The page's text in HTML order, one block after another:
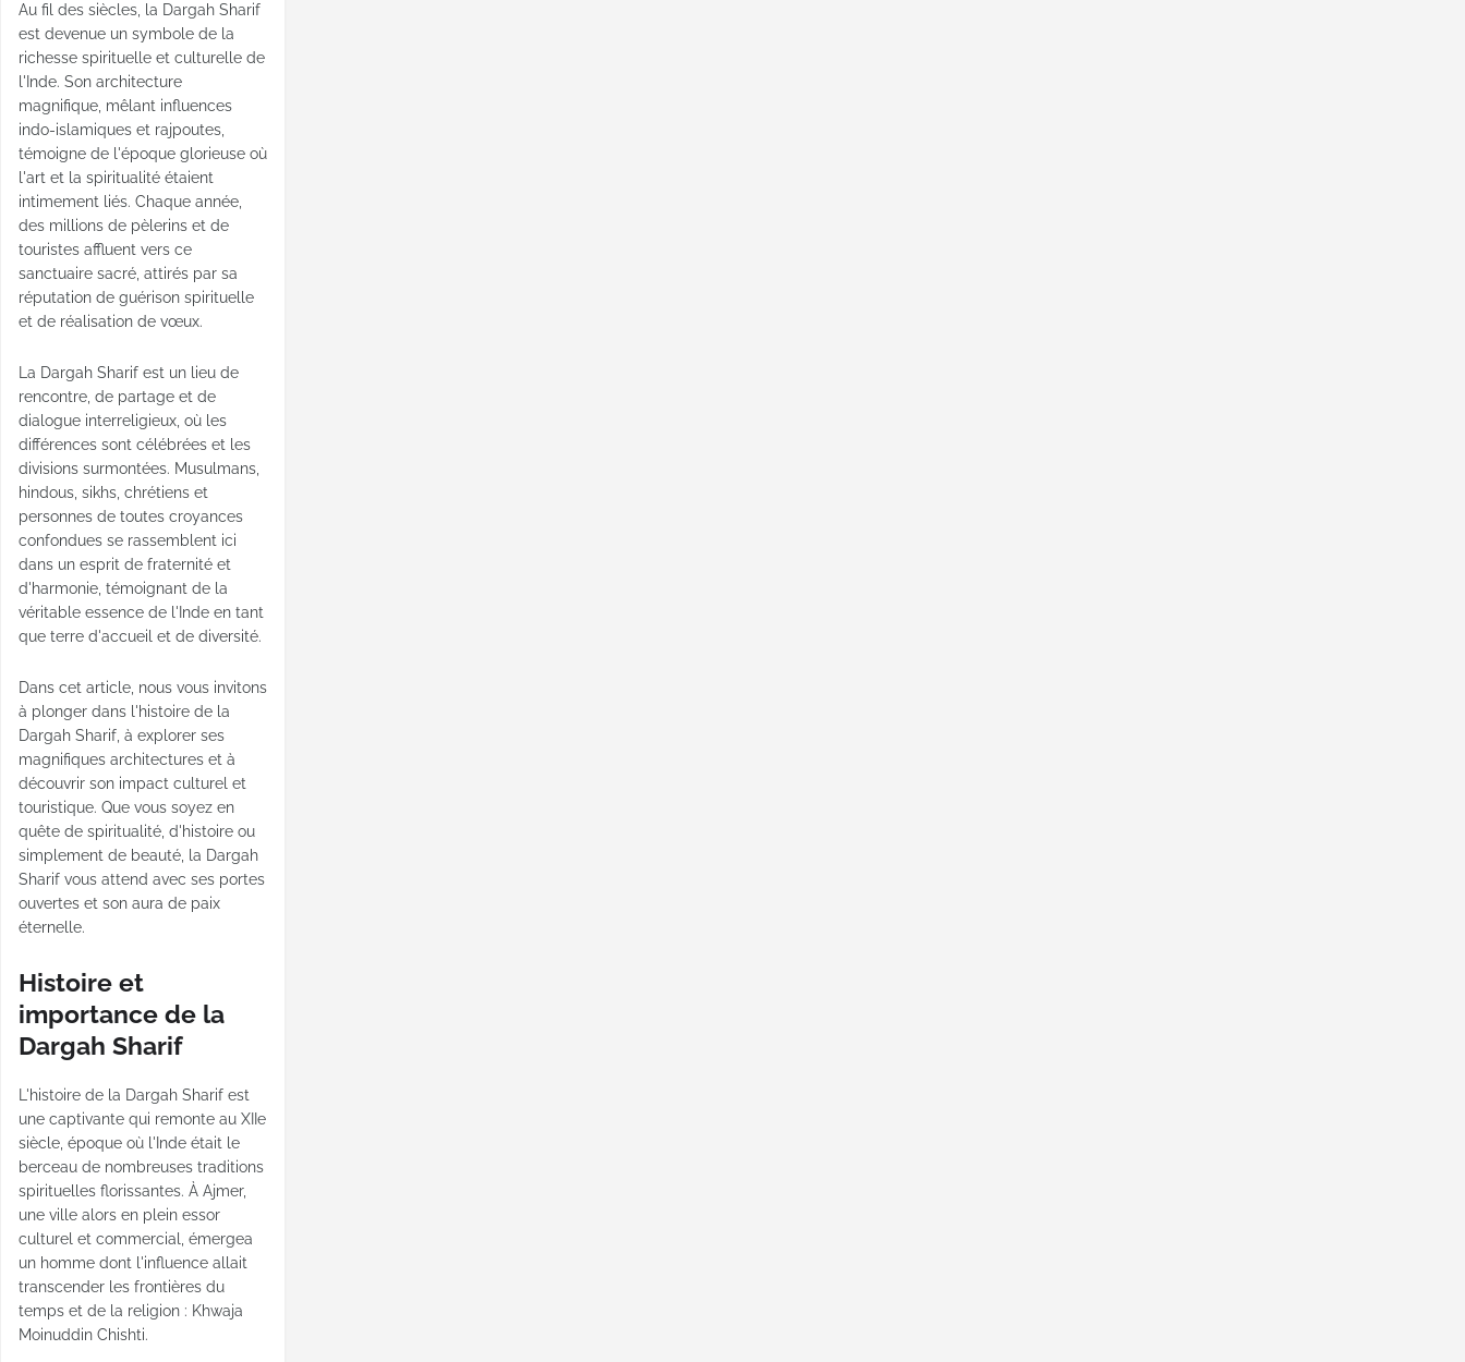
Au fil des siècles, la Dargah Sharif
est devenue un symbole de la
richesse spirituelle et culturelle de
l'Inde. Son architecture
magnifique, mêlant influences
indo-islamiques et rajpoutes,
témoigne de l'époque glorieuse où
l'art et la spiritualité étaient
intimement liés. Chaque année,
des millions de pèlerins et de
touristes affluent vers ce
sanctuaire sacré, attirés par sa
réputation de guérison spirituelle
et de réalisation de vœux.
La Dargah Sharif est un lieu de
rencontre, de partage et de
dialogue interreligieux, où les
différences sont célébrées et les
divisions surmontées. Musulmans,
hindous, sikhs, chrétiens et
personnes de toutes croyances
confondues se rassemblent ici
dans un esprit de fraternité et
d'harmonie, témoignant de la
véritable essence de l'Inde en tant
que terre d'accueil et de diversité.
Dans cet article, nous vous invitons
à plonger dans l'histoire de la
Dargah Sharif, à explorer ses
magnifiques architectures et à
découvrir son impact culturel et
touristique. Que vous soyez en
quête de spiritualité, d'histoire ou
simplement de beauté, la Dargah
Sharif vous attend avec ses portes
ouvertes et son aura de paix
éternelle.
Histoire et
importance de la
Dargah Sharif
L'histoire de la Dargah Sharif est
une captivante qui remonte au XIIe
siècle, époque où l'Inde était le
berceau de nombreuses traditions
spirituelles florissantes. À Ajmer,
une ville alors en plein essor
culturel et commercial, émergea
un homme dont l'influence allait
transcender les frontières du
temps et de la religion : Khwaja
Moinuddin Chishti.